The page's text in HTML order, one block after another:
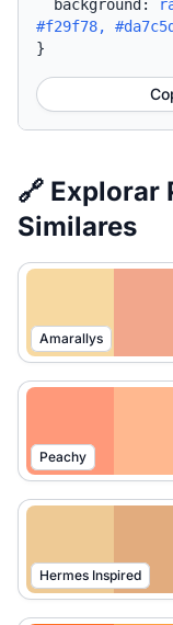
background:
#f29f78,
}
🔗 Explorar
Similares
Amarallys
Peachy
Hermes Inspired